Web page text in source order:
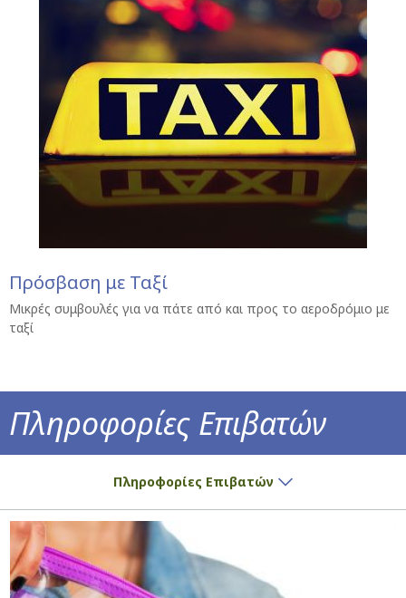
Πρόσβαση με Ταξί
Μικρές συμβουλές για να πάτε από και προς το αεροδρόμιο με
ταξί
Πληροφορίες Επιβατών
Πληροφορίες Επιβατών